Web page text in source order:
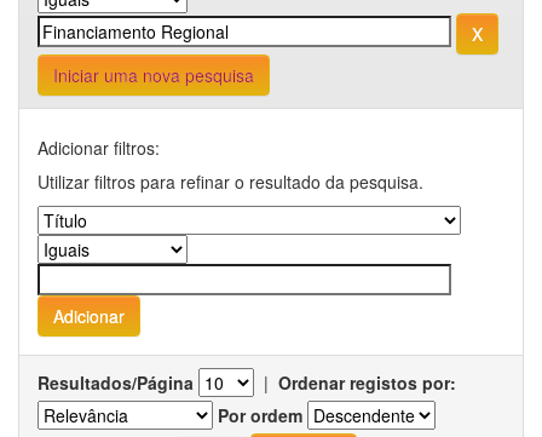
Iniciar uma nova pesquisa
Adicionar filtros:
Utilizar filtros para refinar o resultado da pesquisa.
Resultados/Página | Ordenar registos por:
Por ordem